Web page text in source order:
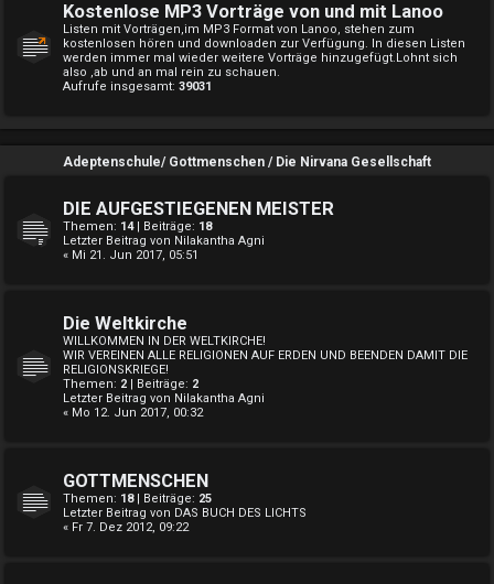
Kostenlose MP3 Vorträge von und mit Lanoo
Listen mit Vorträgen,im MP3 Format von Lanoo, stehen zum
kostenlosen hören und downloaden zur Verfügung. In diesen Listen
werden immer mal wieder weitere Vorträge hinzugefügt.Lohnt sich
also ,ab und an mal rein zu schauen.
Aufrufe insgesamt: 39031
Adeptenschule/ Gottmenschen / Die Nirvana Gesellschaft
DIE AUFGESTIEGENEN MEISTER
Themen: 14| Beiträge: 18
Letzter Beitrag von Nilakantha Agni
« Mi 21. Jun 2017, 05:51
Die Weltkirche
WILLKOMMEN IN DER WELTKIRCHE!
WIR VEREINEN ALLE RELIGIONEN AUF ERDEN UND BEENDEN DAMIT DIE
RELIGIONSKRIEGE!
Themen: 2 | Beiträge: 2
Letzter Beitrag von Nilakantha Agni
« Mo 12. Jun 2017, 00:32
GOTTMENSCHEN
Themen: 18| Beiträge: 25
Letzter Beitrag von DAS BUCH DES LICHTS
« Fr 7. Dez 2012, 09:22